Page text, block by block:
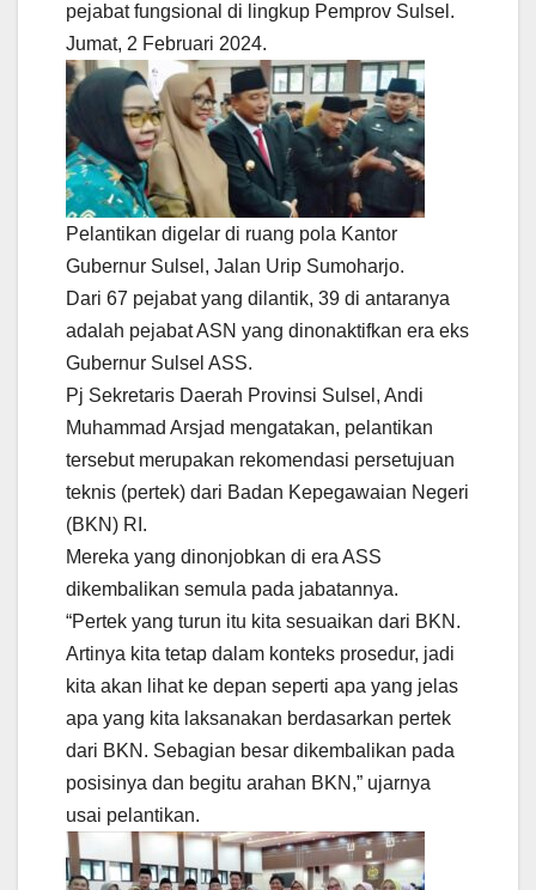
pejabat fungsional di lingkup Pemprov Sulsel.
Jumat, 2 Februari 2024.
Pelantikan digelar di ruang pola Kantor
Gubernur Sulsel, Jalan Urip Sumoharjo.
Dari 67 pejabat yang dilantik, 39 di antaranya
adalah pejabat ASN yang dinonaktifkan era eks
Gubernur Sulsel ASS.
Pj Sekretaris Daerah Provinsi Sulsel, Andi
Muhammad Arsjad mengatakan, pelantikan
tersebut merupakan rekomendasi persetujuan
teknis (pertek) dari Badan Kepegawaian Negeri
(BKN) RI.
Mereka yang dinonjobkan di era ASS
dikembalikan semula pada jabatannya.
“Pertek yang turun itu kita sesuaikan dari BKN.
Artinya kita tetap dalam konteks prosedur, jadi
kita akan lihat ke depan seperti apa yang jelas
apa yang kita laksanakan berdasarkan pertek
dari BKN. Sebagian besar dikembalikan pada
posisinya dan begitu arahan BKN,” ujarnya
usai pelantikan.